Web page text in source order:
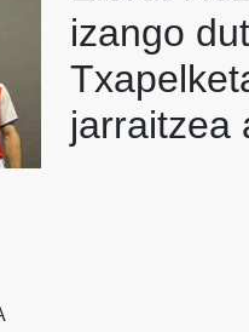
izango
jarraitzea